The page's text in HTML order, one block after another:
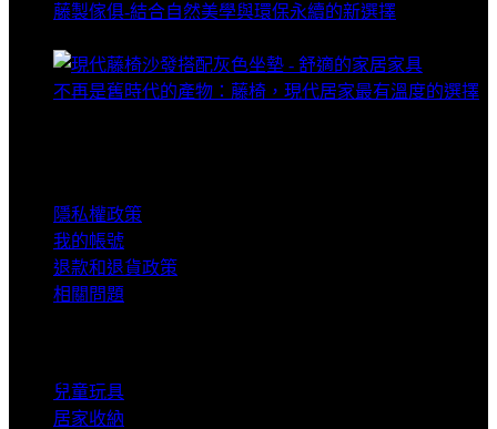
藤製傢俱-結合自然美學與環保永續的新選擇
不再是舊時代的產物：藤椅，現代居家最有溫度的選擇
隱私權政策
我的帳號
退款和退貨政策
相關問題
兒童玩具
居家收納